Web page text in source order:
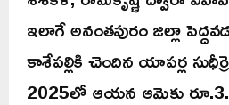
ఇలాగే అనంతపురం జిల్లా
కాశేపల్లికి చెందిన యాపర్ల
2025లో ఆయన ఆమెకు రూ.3.8